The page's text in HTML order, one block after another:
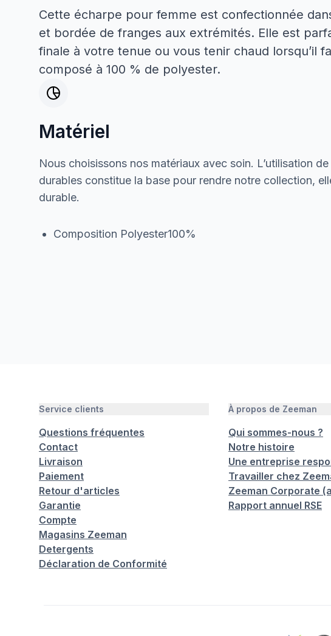
Cette écharpe pour femme est confectionnée
et bordée de franges aux extrémités. Elle est
finale à votre tenue ou vous tenir chaud lorsqu’il
composé à 100 % de polyester.
Matériel
Nous choisissons nos matériaux avec soin. L’utilisation
durables constitue la base pour rendre notre collection,
durable.
Composition Polyester100%
Service clients
Questions fréquentes
Contact
Livraison
Paiement
Retour d'articles
Garantie
Compte
Magasins Zeeman
Detergents
Déclaration de Conformité
À propos de Zeeman
Qui sommes-nous ?
Notre histoire
Une entreprise
Travailler chez
Zeeman Corporate
Rapport annuel RSE